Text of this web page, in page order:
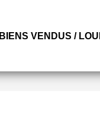
BIENS VENDUS /